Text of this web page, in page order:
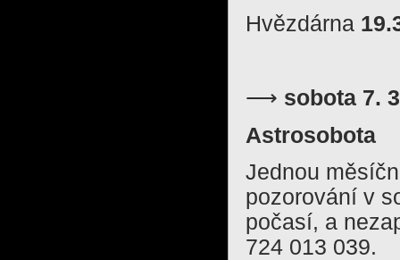
Hvězdárna
⟶ sobota 7.
Astrosobota
Jednou
pozorování v
počasí, a
724 013 039.